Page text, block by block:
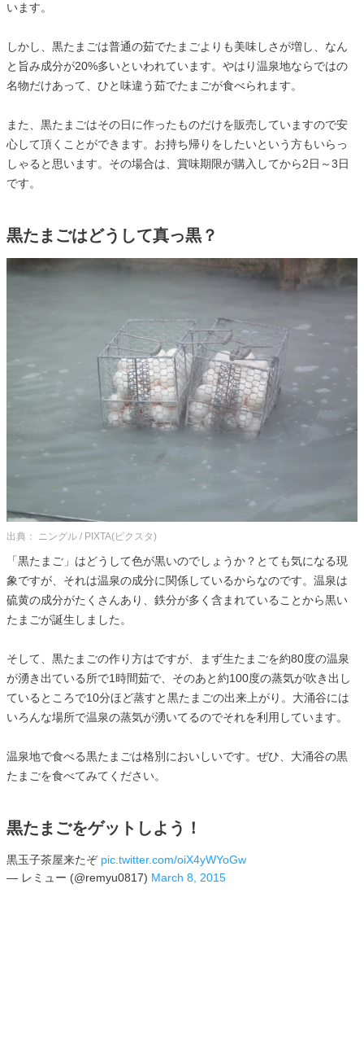
います。
しかし、黒たまごは普通の茹でたまごよりも美味しさが増し、なん
と旨み成分が20%多いといわれています。やはり温泉地ならではの
名物だけあって、ひと味違う茹でたまごが食べられます。
また、黒たまごはその日に作ったものだけを販売していますので安
心して頂くことができます。お持ち帰りをしたいという方もいらっ
しゃると思います。その場合は、賞味期限が購入してから2日～3日
です。
黒たまごはどうして真っ黒？
出典： ニングル / PIXTA(ピクスタ)
「黒たまご」はどうして色が黒いのでしょうか？とても気になる現
象ですが、それは温泉の成分に関係しているからなのです。温泉は
硫黄の成分がたくさんあり、鉄分が多く含まれていることから黒い
たまごが誕生しました。
そして、黒たまごの作り方はですが、まず生たまごを約80度の温泉
が湧き出ている所で1時間茹で、そのあと約100度の蒸気が吹き出し
ているところで10分ほど蒸すと黒たまごの出来上がり。大涌谷には
いろんな場所で温泉の蒸気が湧いてるのでそれを利用しています。
温泉地で食べる黒たまごは格別においしいです。ぜひ、大涌谷の黒
たまごを食べてみてください。
黒たまごをゲットしよう！
黒玉子茶屋来たぞ pic.twitter.com/oiX4yWYoGw
— レミュー (@remyu0817) March 8, 2015